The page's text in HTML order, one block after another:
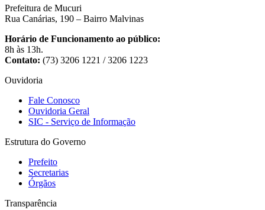
Prefeitura de Mucuri
Rua Canárias, 190 – Bairro Malvinas
Horário de Funcionamento ao público:
8h às 13h.
Contato: (73) 3206 1221 / 3206 1223
Ouvidoria
Fale Conosco
Ouvidoria Geral
SIC - Serviço de Informação
Estrutura do Governo
Prefeito
Secretarias
Órgãos
Transparência